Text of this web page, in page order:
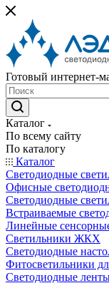
Готовый интернет-
Каталог
По всему сайту
По каталогу
Каталог
Светодиодные
Офисные
Светодиодные
Встраиваемые
Линейные
Светильники ЖКХ
Светодиодные
Фитосветильники
Светодиодные